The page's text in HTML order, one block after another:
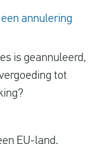
annulering
is geannuleerd,
tot
EU-land.